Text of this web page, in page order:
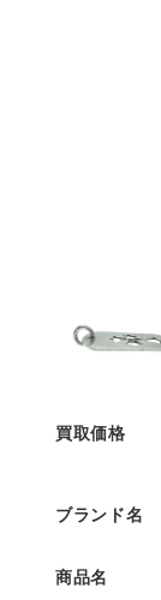
買取価格
ブランド名
商品名